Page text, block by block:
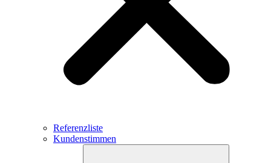
Referenzliste
Kundenstimmen